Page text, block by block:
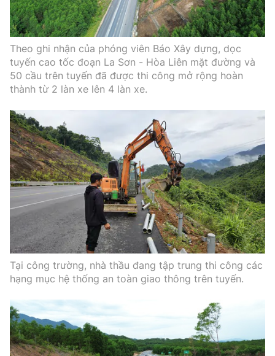
Theo ghi nhận của phóng viên Báo Xây dựng, dọc
tuyến cao tốc đoạn La Sơn - Hòa Liên mặt đường và
50 cầu trên tuyến đã được thi công mở rộng hoàn
thành từ 2 làn xe lên 4 làn xe.
Tại công trường, nhà thầu đang tập trung thi công các
hạng mục hệ thống an toàn giao thông trên tuyến.